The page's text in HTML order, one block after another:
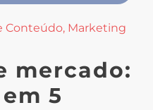
Conteúdo, Marketing
mercado:
5